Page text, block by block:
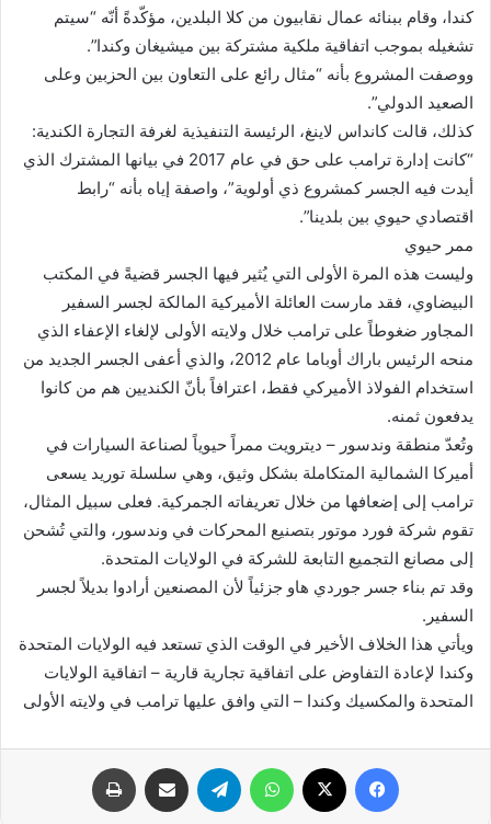
كندا، وقام ببنائه عمال نقابيون من كلا البلدين، مؤكّدةً أنّه “سيتم
تشغيله بموجب اتفاقية ملكية مشتركة بين ميشيغان وكندا”.
ووصفت المشروع بأنه “مثال رائع على التعاون بين الحزبين وعلى
الصعيد الدولي”.
كذلك، قالت كانداس لاينغ، الرئيسة التنفيذية لغرفة التجارة الكندية:
“كانت إدارة ترامب على حق في عام 2017 في بيانها المشترك الذي
أيدت فيه الجسر كمشروع ذي أولوية”، واصفة إياه بأنه “رابط
اقتصادي حيوي بين بلدينا”.
ممر حيوي
وليست هذه المرة الأولى التي يُثير فيها الجسر قضيةً في المكتب
البيضاوي، فقد مارست العائلة الأميركية المالكة لجسر السفير
المجاور ضغوطاً على ترامب خلال ولايته الأولى لإلغاء الإعفاء الذي
منحه الرئيس باراك أوباما عام 2012، والذي أعفى الجسر الجديد من
استخدام الفولاذ الأميركي فقط، اعترافاً بأنّ الكنديين هم من كانوا
يدفعون ثمنه.
وتُعدّ منطقة وندسور – ديترويت ممراً حيوياً لصناعة السيارات في
أميركا الشمالية المتكاملة بشكل وثيق، وهي سلسلة توريد يسعى
ترامب إلى إضعافها من خلال تعريفاته الجمركية. فعلى سبيل المثال،
تقوم شركة فورد موتور بتصنيع المحركات في وندسور، والتي تُشحن
إلى مصانع التجميع التابعة للشركة في الولايات المتحدة.
وقد تم بناء جسر جوردي هاو جزئياً لأن المصنعين أرادوا بديلاً لجسر
السفير.
ويأتي هذا الخلاف الأخير في الوقت الذي تستعد فيه الولايات المتحدة
وكندا لإعادة التفاوض على اتفاقية تجارية قارية – اتفاقية الولايات
المتحدة والمكسيك وكندا – التي وافق عليها ترامب في ولايته الأولى
فيسبوك واتساب تيلقرام مشاركة عبر البريد